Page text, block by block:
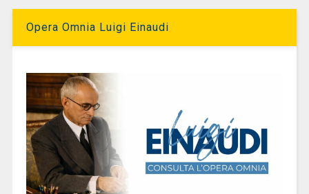
Opera Omnia Luigi Einaudi